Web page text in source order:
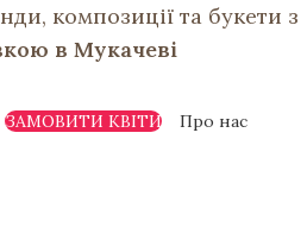
композиції та букети з
в Мукачеві
ЗАМОВИТИ КВІТИ Про нас